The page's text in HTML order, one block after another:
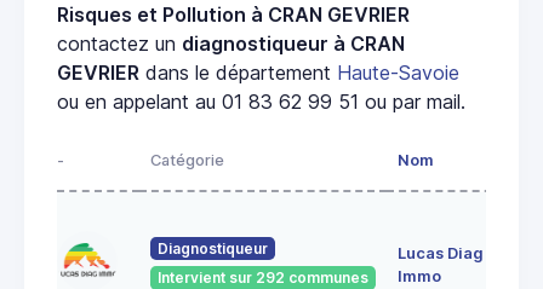
Risques et Pollution à CRAN GEVRIER
contactez un diagnostiqueur à CRAN
GEVRIER dans le département Haute-Savoie
ou en appelant au 01 83 62 99 51 ou par mail.
- Catégorie Nom
Diagnostiqueur
Intervient sur 292 communes
Lucas Diag
Immo